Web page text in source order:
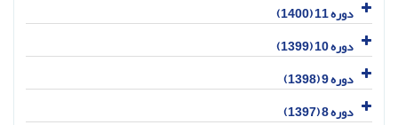
دوره 11 (1400)
دوره 10 (1399)
دوره 9 (1398)
دوره 8 (1397)